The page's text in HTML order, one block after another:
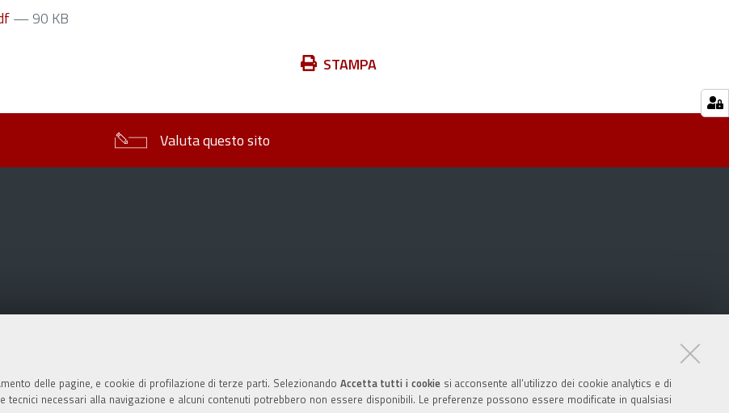
delle pagine, e cookie di profilazione di terze parti. Selezionando Accetta tutti i cookiesi acconsente all’utilizzo dei cookie analytics e di
necessari alla navigazione e alcuni contenuti potrebbero non essere disponibili. Le preferenze possono essere modificate in qualsiasi
— 90 KB
Azioni STAMPA
Valuta questo sito